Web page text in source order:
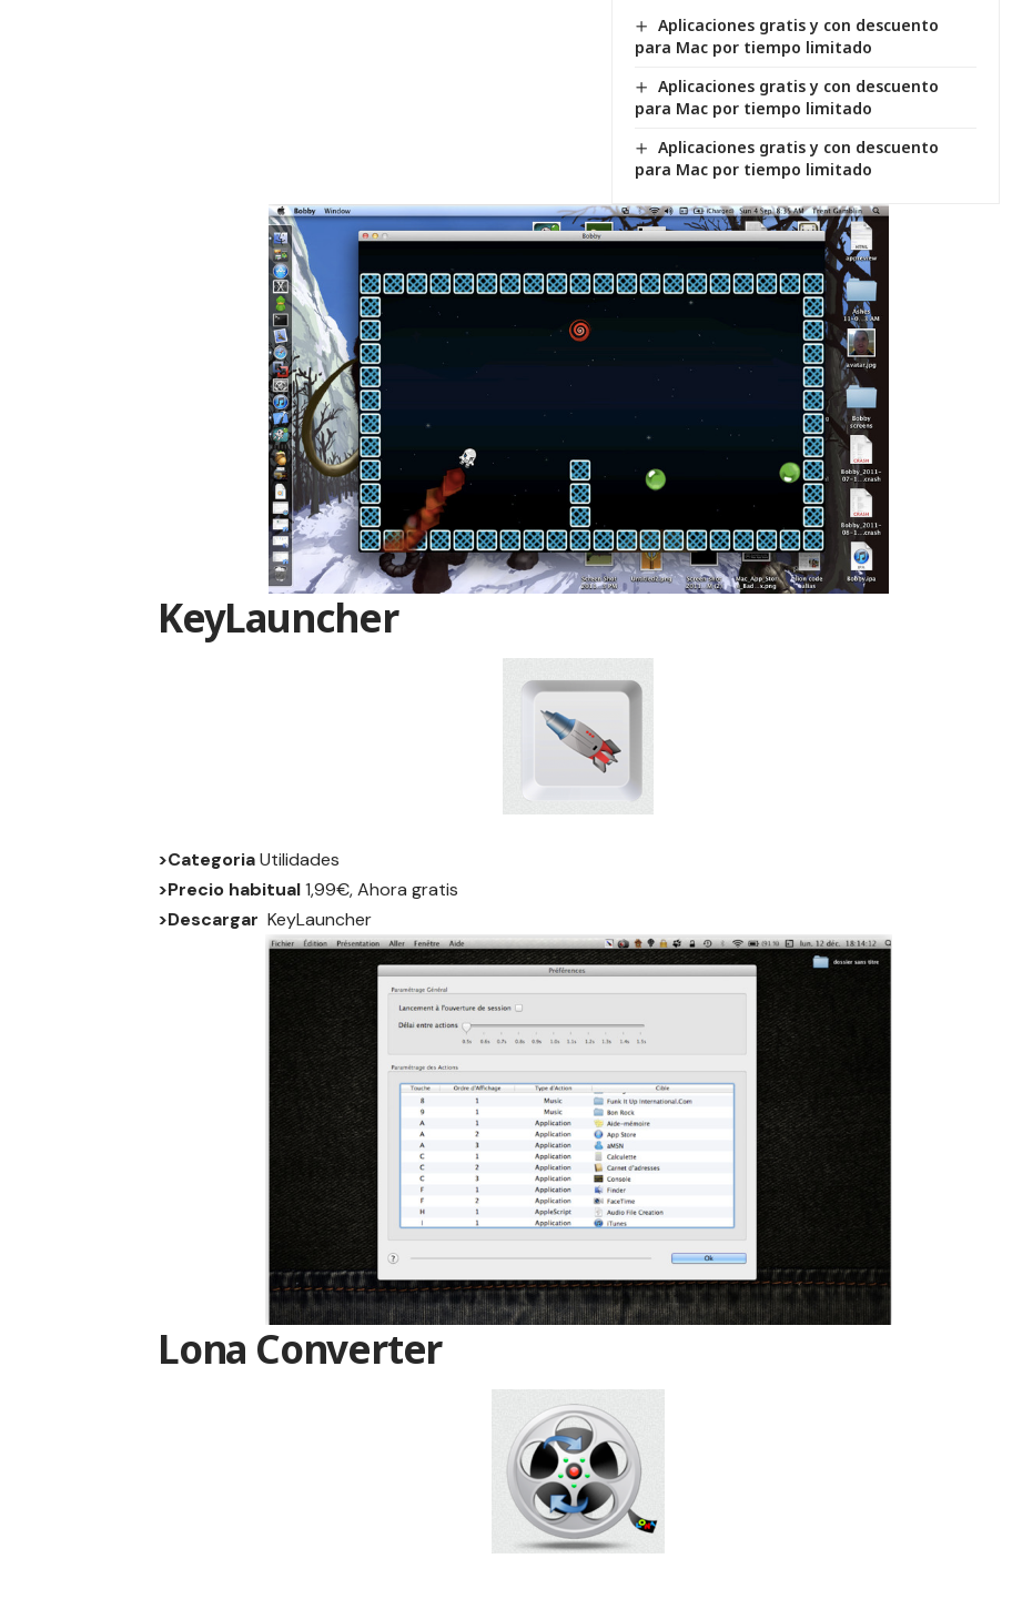
Aplicaciones gratis y con descuento
para Mac por tiempo limitado
Aplicaciones gratis y con descuento
para Mac por tiempo limitado
Aplicaciones gratis y con descuento
para Mac por tiempo limitado
KeyLauncher
>CategoriaUtilidades
>Precio habitual1,99€, Ahora gratis
>Descargar KeyLauncher
Lona Converter